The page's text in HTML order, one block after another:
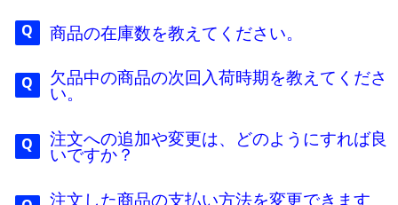
商品の在庫数を教えてください。
欠品中の商品の次回入荷時期を教えてくださ
い。
注文への追加や変更は、どのようにすれば良
いですか？
注文した商品の支払い方法を変更できます